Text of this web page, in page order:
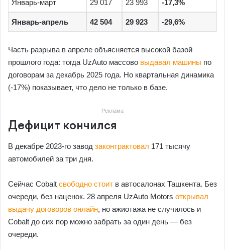
Январь-март 29 017 23 993 -17,3%
Январь-апрель 42 504 29 923 -29,6%
Часть разрыва в апреле объясняется высокой базой
прошлого года: тогда UzAuto массово выдавал машины по
договорам за декабрь 2025 года. Но квартальная динамика
(-17%) показывает, что дело не только в базе.
Реклама
Дефицит кончился
В декабре 2023-го завод законтрактовал 171 тысячу
автомобилей за три дня.
Сейчас Cobalt свободно стоит в автосалонах Ташкента. Без
очереди, без наценок. 28 апреля UzAuto Motors открывал
выдачу договоров онлайн, но ажиотажа не случилось и
Cobalt до сих пор можно забрать за один день — без
очереди.